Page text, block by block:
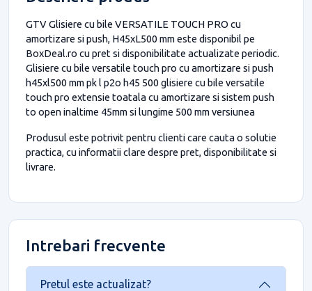
GTV Glisiere cu bile VERSATILE TOUCH PRO cu
amortizare si push, H45xL500 mm este disponibil pe
BoxDeal.ro cu pret si disponibilitate actualizate periodic.
Glisiere cu bile versatile touch pro cu amortizare si push
h45xl500 mm pk l p2o h45 500 glisiere cu bile versatile
touch pro extensie toatala cu amortizare si sistem push
to open inaltime 45mm si lungime 500 mm versiunea
Produsul este potrivit pentru clienti care cauta o solutie
practica, cu informatii clare despre pret, disponibilitate si
livrare.
Intrebari frecvente
Pretul este actualizat?